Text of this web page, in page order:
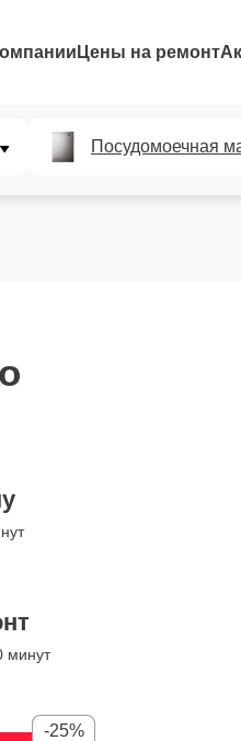
Цены на ремонт
Посудомоечная
минут
-25%